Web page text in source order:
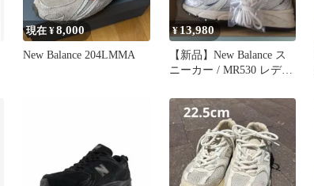
現在 ¥8,000
New Balance 204LMMA
¥13,980
【新品】New Balance ス
ニーカー / MR530 レディ